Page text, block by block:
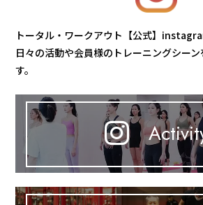
トータル・ワークアウト【公式】
日々の活動や会員様のトレーニングシー
す。